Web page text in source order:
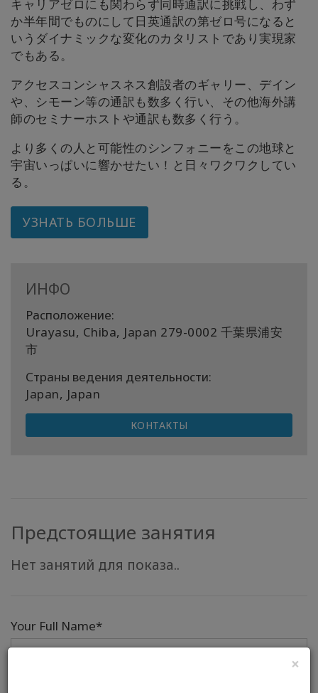
×
キャリアゼロにも関わらず同時通訳に挑戦し、わず
か半年間でものにして日英通訳の第ゼロ号になると
いうダイナミックな変化のカタリストであり実現家
でもある。
アクセスコンシャスネス創設者のギャリー、デイン
や、シモーン等の通訳も数多く行い、その他海外講
師のセミナーホストや通訳も数多く行う。
より多くの人と可能性のシンフォニーをこの地球と
宇宙いっぱいに響かせたい！と日々ワクワクしてい
る。
УЗНАТЬ БОЛЬШЕ
ИНФО
Расположение:
Urayasu, Chiba, Japan 279-0002 千葉県浦安
市
Страны ведения деятельности:
Japan, Japan
КОНТАКТЫ
Предстоящие занятия
Нет занятий для показа..
Your Full Name*